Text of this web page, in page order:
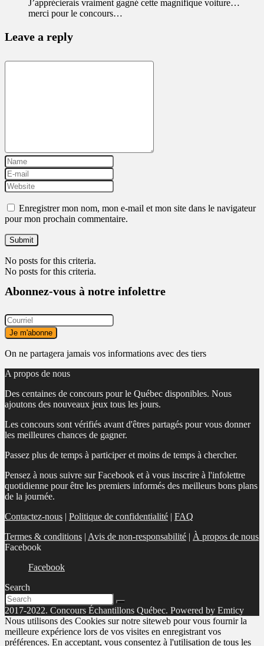
J’apprécierais vraiment gagné cette magnifique voiture…
merci pour le concours…
Leave a reply
Enregistrer mon nom, mon e-mail et mon site dans le navigateur
pour mon prochain commentaire.
No posts for this criteria.
No posts for this criteria.
Abonnez-vous à notre infolettre
On ne partagera jamais vos informations avec des tiers
A propos de nous
Des centaines de concours pour le Québec disponibles. Nous
ajoutons des nouveaux jeux tous les jours.
Les concours sont vérifiés avant d'êtres partagés pour vous donner
les meilleures chances de gagner.
Passez plus de temps à participer et moins de temps à chercher.
Pensez à nous suivre sur Facebook et à vous inscrire à l'infolettre
quotidienne pour être les premiers informés des meilleurs bons plans
de la journée.
Contactez-nous | Politique de confidentialité | FAQ
Termes & conditions | Avis de non-responsabilité | À propos de nous
Facebook
Facebook
Search
2017-2022. Concours Échantillons Québec. Powered by Emticy
Nous utilisons des Cookies sur notre siteweb pour vous fournir la
meilleure expérience lors de vos visites en enregistrant vos
préférences. En acceptant, vous consentez à l'utilisation de tous les